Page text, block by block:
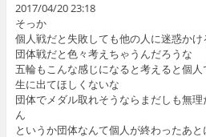
2017/04/20 23:18
そっか
個人戦だと失敗しても他の人に迷惑か
団体戦だと色々考えちゃうんだろうな
五輪もこんな感じになると考えると個
生に出てほしくないな
団体でメダル取れそうならまだしも無
ん
というか団体なんて個人が終わったあ